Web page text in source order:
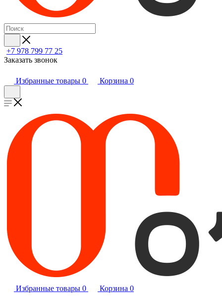
+7 978 799 77 25
Заказать звонок
Избранные товары 0 Корзина 0
Избранные товары 0 Корзина 0